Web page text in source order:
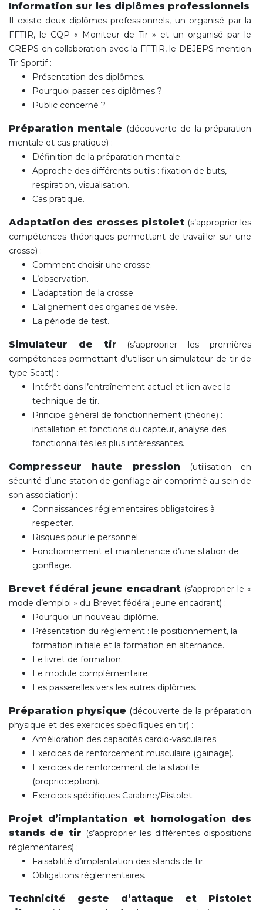
Information sur les diplômes professionnels
Il existe deux diplômes professionnels, un organisé par la
FFTIR, le CQP « Moniteur de Tir » et un organisé par le
CREPS en collaboration avec la FFTIR, le DEJEPS mention
Tir Sportif :
Présentation des diplômes.
Pourquoi passer ces diplômes ?
Public concerné ?
Préparation mentale (découverte de la préparation
mentale et cas pratique) :
Définition de la préparation mentale.
Approche des différents outils : fixation de buts,
respiration, visualisation.
Cas pratique.
Adaptation des crosses pistolet (s’approprier les
compétences théoriques permettant de travailler sur une
crosse) :
Comment choisir une crosse.
L’observation.
L’adaptation de la crosse.
L’alignement des organes de visée.
La période de test.
Simulateur de tir
(s’approprier les premières
compétences permettant d’utiliser un simulateur de tir de
type Scatt) :
Intérêt dans l’entraînement actuel et lien avec la
technique de tir.
Principe général de fonctionnement (théorie) :
installation et fonctions du capteur, analyse des
fonctionnalités les plus intéressantes.
Compresseur haute pression
(utilisation en
sécurité d’une station de gonflage air comprimé au sein de
son association) :
Connaissances réglementaires obligatoires à
respecter.
Risques pour le personnel.
Fonctionnement et maintenance d’une station de
gonflage.
Brevet fédéral jeune encadrant (s’approprier le «
mode d’emploi » du Brevet fédéral jeune encadrant) :
Pourquoi un nouveau diplôme.
Présentation du règlement : le positionnement, la
formation initiale et la formation en alternance.
Le livret de formation.
Le module complémentaire.
Les passerelles vers les autres diplômes.
Préparation physique (découverte de la préparation
physique et des exercices spécifiques en tir) :
Amélioration des capacités cardio-vasculaires.
Exercices de renforcement musculaire (gainage).
Exercices de renforcement de la stabilité
(proprioception).
Exercices spécifiques Carabine/Pistolet.
Projet d’implantation et homologation des
stands de tir (s’approprier les différentes dispositions
réglementaires) :
Faisabilité d’implantation des stands de tir.
Obligations réglementaires.
Technicité geste d’attaque et Pistolet